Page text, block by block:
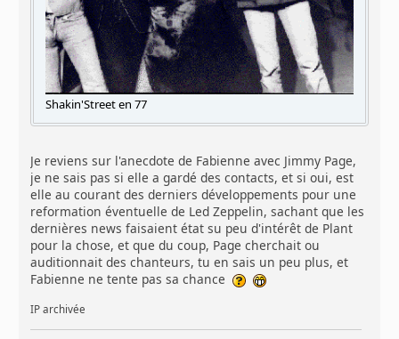
Shakin'Street en 77
Je reviens sur l'anecdote de Fabienne avec Jimmy Page,
je ne sais pas si elle a gardé des contacts, et si oui, est
elle au courant des derniers développements pour une
reformation éventuelle de Led Zeppelin, sachant que les
dernières news faisaient état su peu d'intérêt de Plant
pour la chose, et que du coup, Page cherchait ou
auditionnait des chanteurs, tu en sais un peu plus, et
Fabienne ne tente pas sa chance
IP archivée